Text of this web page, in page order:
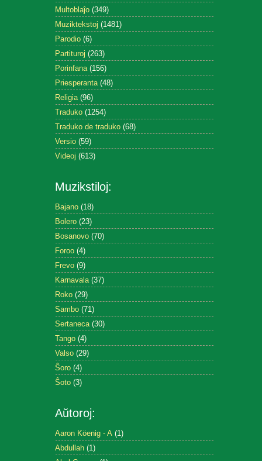
Multoblaĵo (349)
Muziktekstoj (1481)
Parodio (6)
Partituroj (263)
Porinfana (156)
Priesperanta (48)
Religia (96)
Traduko (1254)
Traduko de traduko (68)
Versio (59)
Videoj (613)
Muzikstiloj:
Bajano (18)
Bolero (23)
Bosanovo (70)
Foroo (4)
Frevo (9)
Karnavala (37)
Roko (29)
Sambo (71)
Sertaneca (30)
Tango (4)
Valso (29)
Ŝoro (4)
Ŝoto (3)
Aŭtoroj:
Aaron Köenig - A (1)
Abdullah (1)